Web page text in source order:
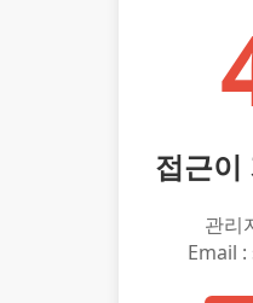
접근이
관리
Email